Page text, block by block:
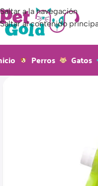
Saltar a la navegación
Saltar al contenido
Perros Gatos